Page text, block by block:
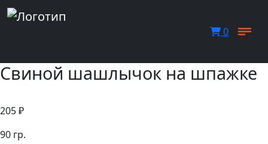
0
Свиной шашлычок на шпажке
205₽
90 гр.